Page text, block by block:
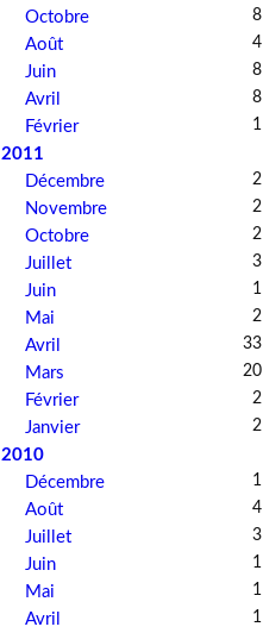
Octobre 8
Août 4
Juin 8
Avril 8
Février 1
2011
Décembre
2
Novembre 2
Octobre 2
Juillet 3
Juin 1
Mai 2
Avril 33
Mars 20
Février 2
Janvier 2
2010
Décembre
1
Août 4
Juillet 3
Juin 1
Mai 1
Avril 1